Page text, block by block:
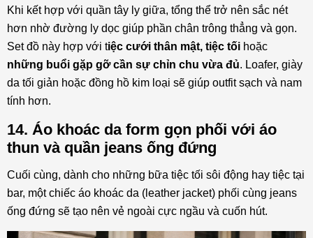
Khi kết hợp với quần tây ly giữa, tổng thể trở nên sắc nét
hơn nhờ đường ly dọc giúp phần chân trông thẳng và gọn.
Set đồ này hợp với tiệc cưới thân mật, tiệc tối hoặc
những buổi gặp gỡ cần sự chỉn chu vừa đủ. Loafer, giày
da tối giản hoặc đồng hồ kim loại sẽ giúp outfit sạch và nam
tính hơn.
14. Áo khoác da form gọn phối với áo
thun và quần jeans ống đứng
Cuối cùng, dành cho những bữa tiệc tối sôi động hay tiệc tại
bar, một chiếc áo khoác da (leather jacket) phối cùng jeans
ống đứng sẽ tạo nên vẻ ngoài cực ngầu và cuốn hút.